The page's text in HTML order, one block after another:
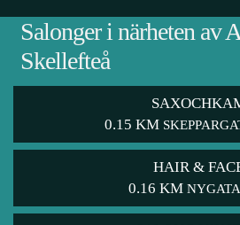
Salonger i närheten av
Skellefteå
0.15 KM
HAIR &
0.16 KM